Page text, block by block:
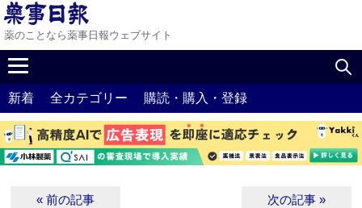
薬のことなら薬事日報ウェブサイト
新着 全カテゴリー 購読・購入・登録
« 前の記事 次の記事 »